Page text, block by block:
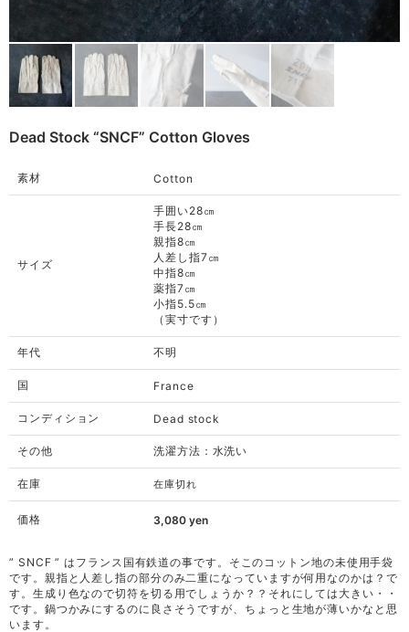
Quilt
Native American
Dead Stock “SNCF” Cotton Gloves
素材 Cotton
サイズ
手囲い28㎝
手長28㎝
親指8㎝
人差し指7㎝
中指8㎝
薬指7㎝
小指5.5㎝
（実寸です）
年代 不明
国 France
コンディション Dead stock
その他 洗濯方法：水洗い
在庫 在庫切れ
価格 3,080 yen
” SNCF ” はフランス国有鉄道の事です。そこのコットン地の未使用手袋
です。親指と人差し指の部分のみ二重になっていますが何用なのかは？で
す。生成り色なので切符を切る用でしょうか？？それにしては大きい・・
です。鍋つかみにするのに良さそうですが、ちょっと生地が薄いかなと思
います。